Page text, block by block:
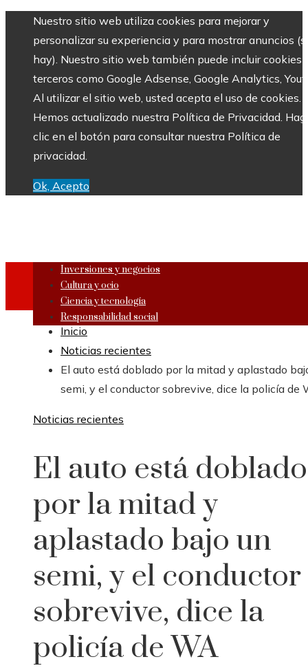
Nuestro sitio web utiliza cookies para mejorar y
personalizar su experiencia y para mostrar anuncios
hay). Nuestro sitio web también puede incluir cookies
terceros como Google Adsense, Google Analytics,
Al utilizar el sitio web, usted acepta el uso de cookies.
Hemos actualizado nuestra Política de Privacidad.
clic en el botón para consultar nuestra Política de
privacidad.
Ok, Acepto
Inversiones y negocios
Cultura y ocio
Ciencia y tecnología
Responsabilidad social
Inicio
Noticias recientes
El auto está doblado por la mitad y aplastado
semi, y el conductor sobrevive, dice la policía de
Noticias recientes
El auto está doblado
por la mitad y
aplastado bajo un
semi, y el conductor
sobrevive, dice la
policía de WA